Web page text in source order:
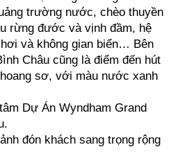
trường nước, chèo thuyền
rừng đước và vịnh đầm, hệ
và không gian biển… Bên
Châu cũng là điểm đến hút
sơ, với màu nước xanh
Dự Án Wyndham Grand
đón khách sang trọng rộng